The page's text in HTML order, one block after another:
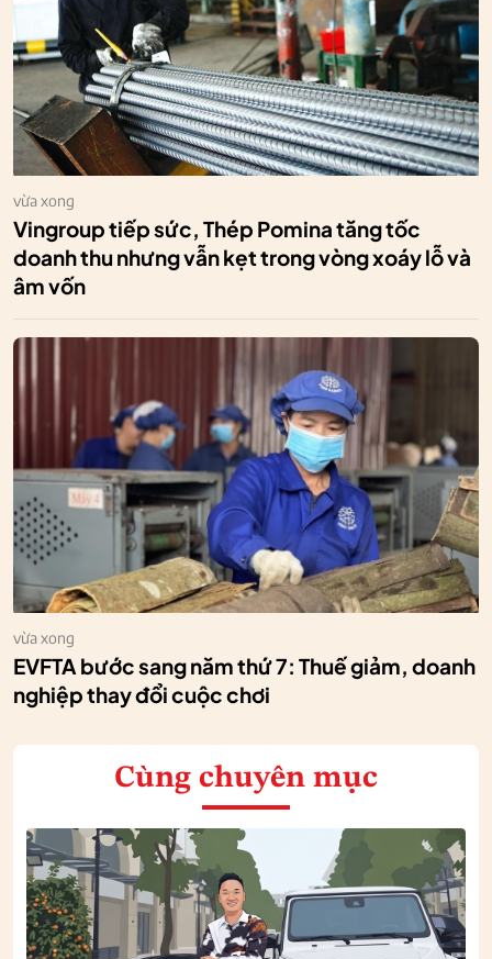
vừa xong
Vingroup tiếp sức, Thép Pomina tăng tốc
doanh thu nhưng vẫn kẹt trong vòng xoáy lỗ và
âm vốn
vừa xong
EVFTA bước sang năm thứ 7: Thuế giảm, doanh
nghiệp thay đổi cuộc chơi
Cùng chuyên mục